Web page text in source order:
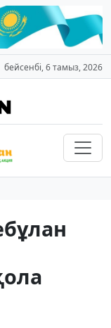
бейсенбі, 6 тамыз, 2026